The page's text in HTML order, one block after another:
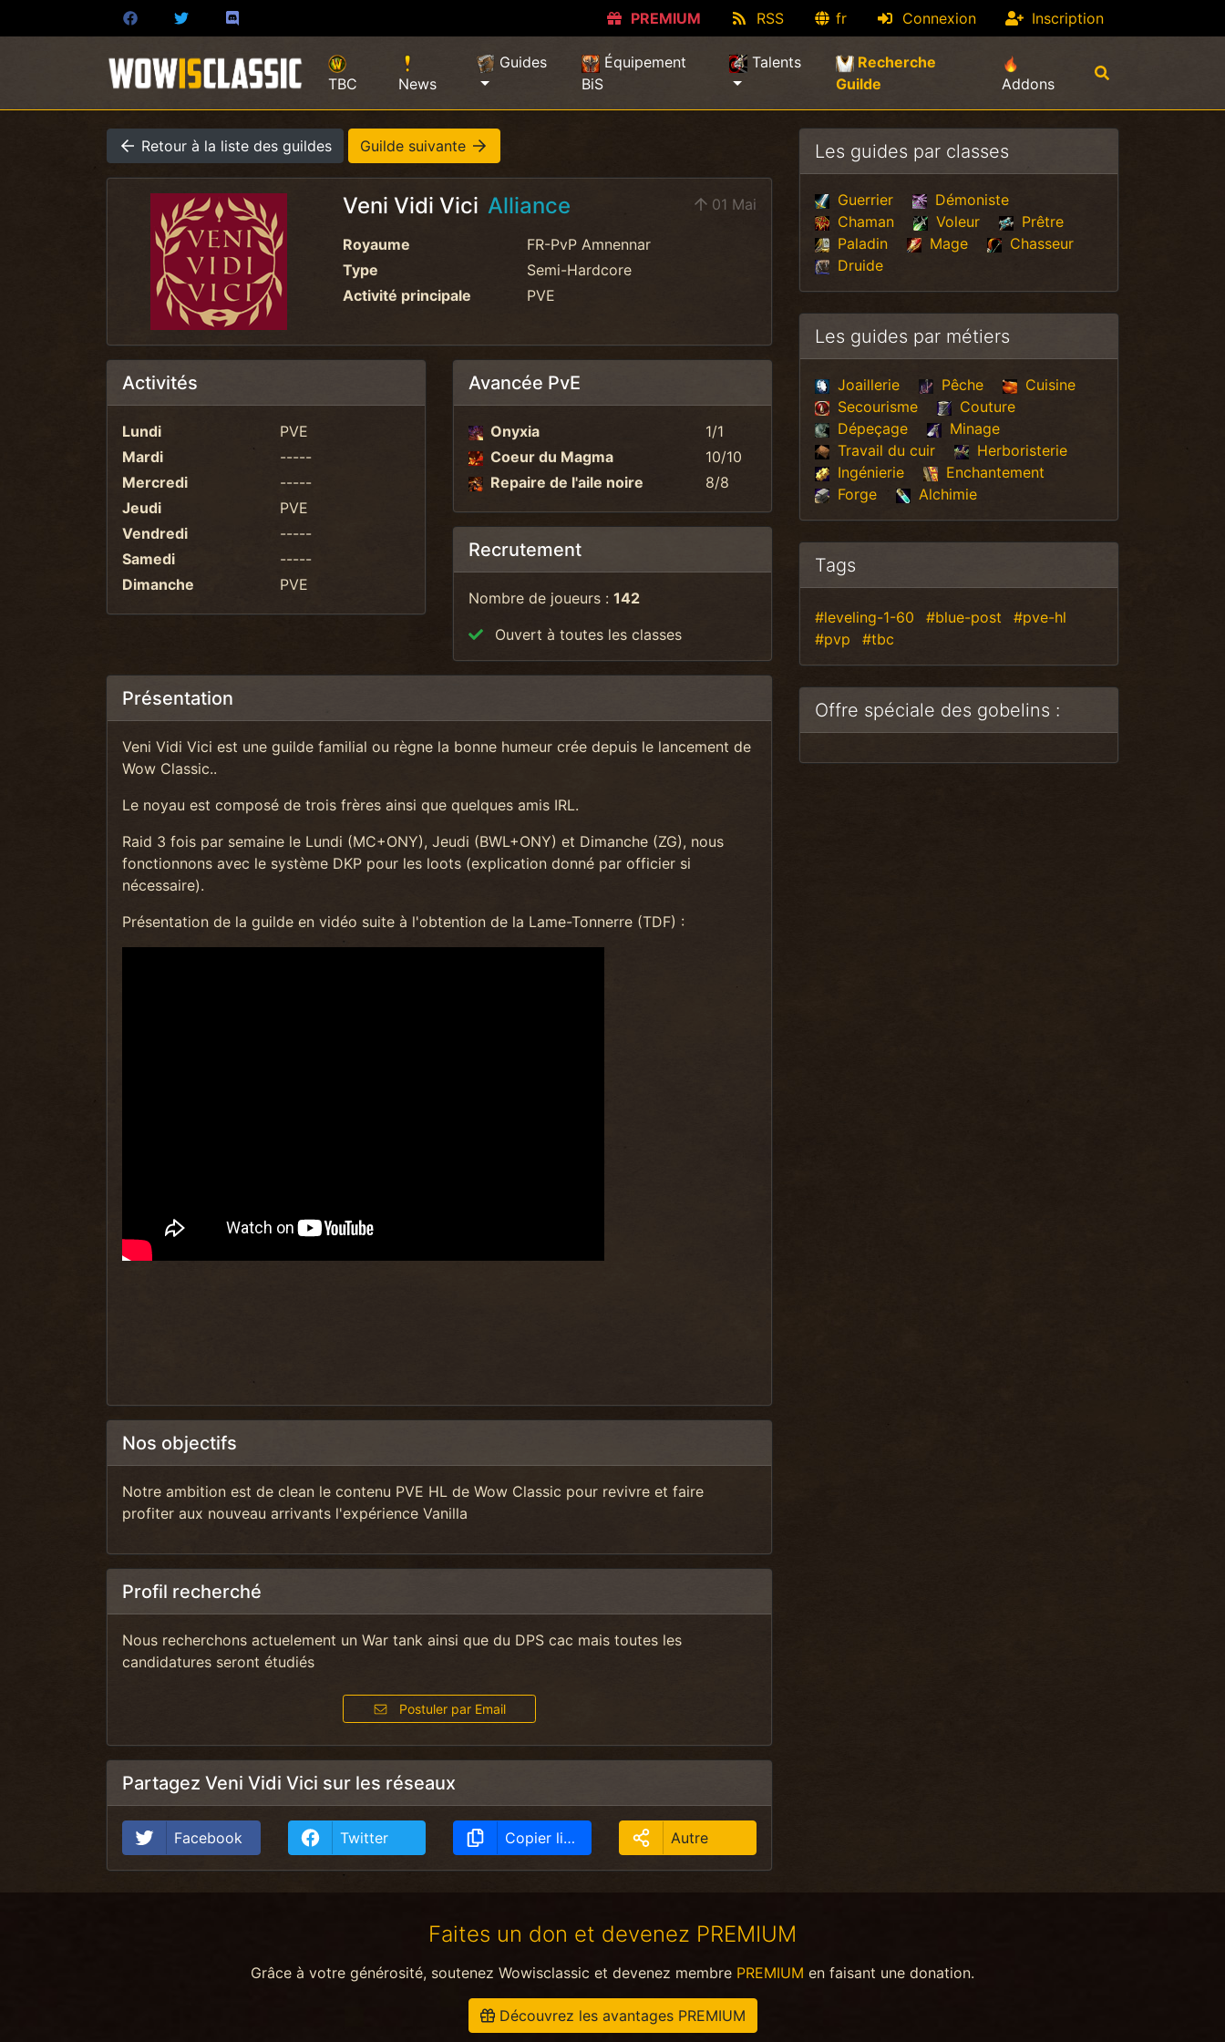
PREMIUM RSS fr Connexion Inscription
TBC News
Guides
Équipement
BiS
Talents
Recherche
Guilde(current) Addons
Retour à la liste des guildes Guilde suivante
Veni Vidi Vici Alliance 01 Mai
Royaume
FR-PvP Amnennar
Type
Semi-Hardcore
Activité principale
PVE
Activités
Lundi
PVE
Mardi
-----
Mercredi
-----
Jeudi
PVE
Vendredi
-----
Samedi
-----
Dimanche
PVE
Avancée PvE
Onyxia
1/1
Coeur du Magma
10/10
Repaire de l'aile noire
8/8
Recrutement
Nombre de joueurs : 142
Ouvert à toutes les classes
Présentation
Veni Vidi Vici est une guilde familial ou règne la bonne humeur crée depuis le lancement de
Wow Classic..
Le noyau est composé de trois frères ainsi que quelques amis IRL.
Raid 3 fois par semaine le Lundi (MC+ONY), Jeudi (BWL+ONY) et Dimanche (ZG), nous
fonctionnons avec le système DKP pour les loots (explication donné par officier si
nécessaire).
Présentation de la guilde en vidéo suite à l'obtention de la Lame-Tonnerre (TDF) :
Nos objectifs
Notre ambition est de clean le contenu PVE HL de Wow Classic pour revivre et faire
profiter aux nouveau arrivants l'expérience Vanilla
Profil recherché
Nous recherchons actuelement un War tank ainsi que du DPS cac mais toutes les
candidatures seront étudiés
Postuler par Email
Partagez Veni Vidi Vici sur les réseaux
Facebook Twitter Copier lien Autre
Les guides par classes
Guerrier
Démoniste
Chaman
Voleur
Prêtre
Paladin
Mage
Chasseur
Druide
Les guides par métiers
Joaillerie Pêche
Cuisine
Secourisme
Couture
Dépeçage
Minage
Travail du cuir
Herboristerie
Ingénierie
Enchantement
Forge
Alchimie
Tags
#leveling-1-60 #blue-post
#pve-hl
#pvp
#tbc
Offre spéciale des gobelins :
Faites un don et devenez PREMIUM
Grâce à votre générosité, soutenez Wowisclassic et devenez membre PREMIUM en faisant une donation.
Découvrez les avantages PREMIUM